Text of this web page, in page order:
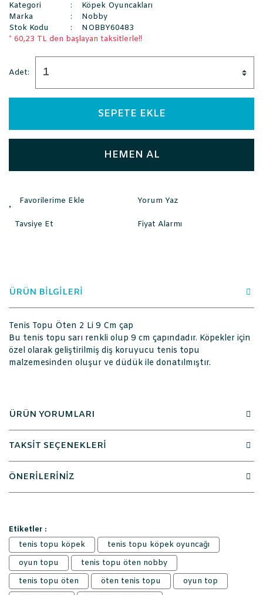
Kategori
Köpek Oyuncakları
Marka
Nobby
Stok Kodu
NOBBY60483
* 60,23 TL den başlayan taksitlerle!!
Adet:
SEPETE EKLE
HEMEN AL
Yorum Yaz
Tavsiye Et Fiyat Alarmı
ÜRÜN BİLGİLERİ
Tenis Topu Öten 2 Li 9 Cm çap
Bu tenis topu sarı renkli olup 9 cm çapındadır. Köpekler için
özel olarak geliştirilmiş diş koruyucu tenis topu
malzemesinden oluşur ve düdük ile donatılmıştır.
ÜRÜN YORUMLARI
TAKSİT SEÇENEKLERİ
ÖNERİLERİNİZ
Etiketler :
tenis topu köpek
tenis topu köpek oyuncağı
oyun topu
tenis topu öten nobby
tenis topu öten
öten tenis topu
oyun top